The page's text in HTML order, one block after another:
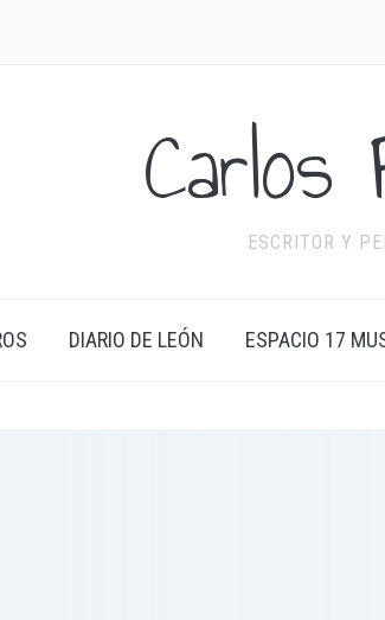
Carlos
ESCRITOR Y
DIARIO DE LEÓN ESPACIO 17